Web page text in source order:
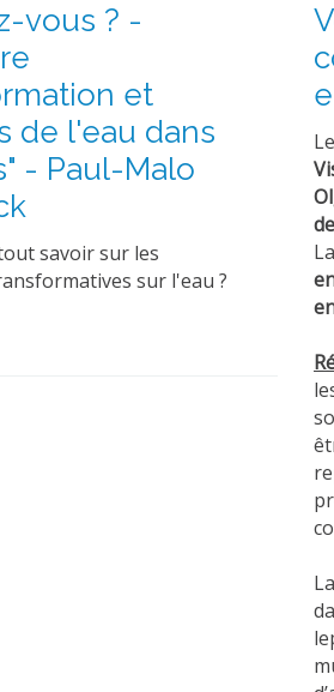
vous ? -
et
de l'eau dans
- Paul-Malo
savoir sur les
sur l'eau ?